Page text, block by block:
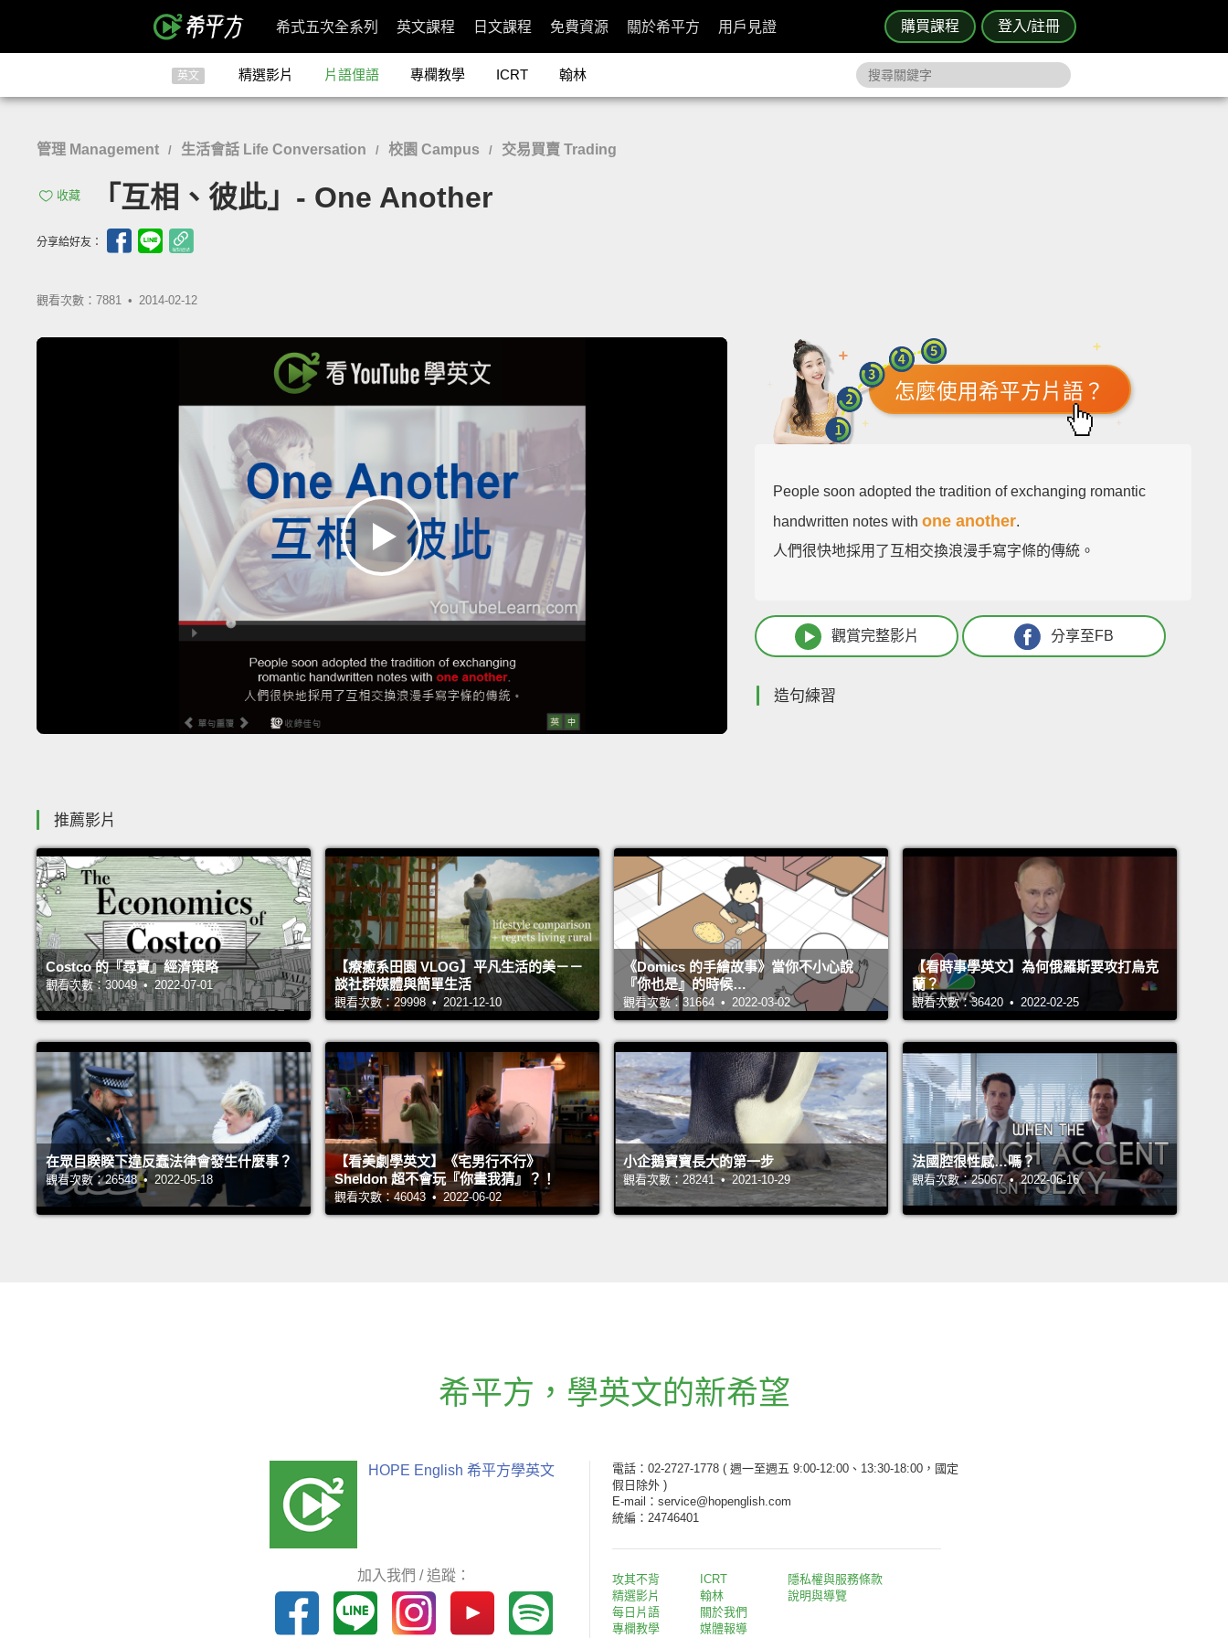
購買課程 登入/註冊
希式五次全系列 英文課程 日文課程 免費資源 關於希平方 用戶見證
英文 精選影片 片語俚語 專欄教學 ICRT 翰林
管理 Management / 生活會話 Life Conversation / 校園 Campus / 交易買賣 Trading
收藏 「互相、彼此」- One Another
分享給好友：
觀看次數：7881 • 2014-02-12
怎麼使用希平方片語？
People soon adopted the tradition of exchanging romantic
handwritten notes withone another.
人們很快地採用了互相交換浪漫手寫字條的傳統。
觀賞完整影片 分享至FB
造句練習
推薦影片
Costco 的『尋寶』經濟策略
觀看次數：30049 • 2022-07-01
【療癒系田園 VLOG】平凡生活的美－－
談社群媒體與簡單生活
觀看次數：29998 • 2021-12-10
《Domics 的手繪故事》當你不小心說
『你也是』的時候…
觀看次數：31664 • 2022-03-02
【看時事學英文】為何俄羅斯要攻打烏克
蘭？
觀看次數：36420 • 2022-02-25
在眾目睽睽下違反蠢法律會發生什麼事？
觀看次數：26548 • 2022-05-18
【看美劇學英文】《宅男行不行》
Sheldon 超不會玩『你畫我猜』？！
觀看次數：46043 • 2022-06-02
小企鵝寶寶長大的第一步
觀看次數：28241 • 2021-10-29
法國腔很性感…嗎？
觀看次數：25067 • 2022-06-16
希平方 ， 學英文的新希望
HOPE English 希平方學英文
加入我們 / 追蹤：
電話：02-2727-1778 ( 週一至週五 9:00-12:00、13:30-18:00，國定
假日除外 )
E-mail：service@hopenglish.com
統編：24746401
攻其不背
精選影片
每日片語
專欄教學
ICRT
翰林
關於我們
媒體報導
隱私權與服務條款
說明與導覽